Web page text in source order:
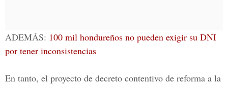
ADEMÁS: 100 mil hondureños no pueden exigir su DNI
por tener inconsistencias
En tanto, el proyecto de decreto contentivo de reforma a la